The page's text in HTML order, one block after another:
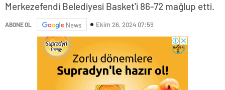
Merkezefendi Belediyesi Basket'i 86-72 mağlup etti.
ABONE OL News Ekim 26, 2024 07:59